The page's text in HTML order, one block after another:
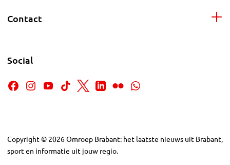
Contact
Social
Copyright © 2026Omroep Brabant: het laatste nieuws uit Brabant,
sport en informatie uit jouw regio.